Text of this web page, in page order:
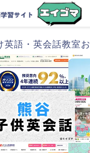
英語・英会話教室